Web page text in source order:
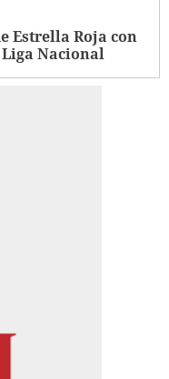
Estrella Roja con
Nacional